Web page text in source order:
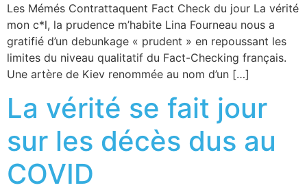
Les Mémés Contrattaquent Fact Check du jour La vérité
mon c*l, la prudence m’habite Lina Fourneau nous a
gratifié d’un debunkage « prudent » en repoussant les
limites du niveau qualitatif du Fact-Checking français.
Une artère de Kiev renommée au nom d’un […]
La vérité se fait jour
sur les décès dus au
COVID